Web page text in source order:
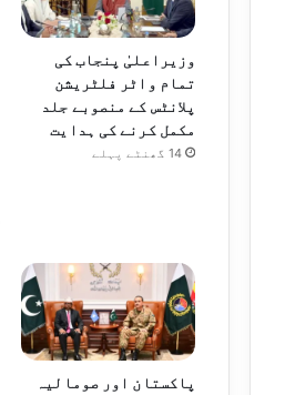
وزیراعلیٰ پنجاب کی
تمام واٹر فلٹریشن
پلانٹس کے منصوبے جلد
مکمل کرنے کی ہدایت
14 گھنٹے پہلے
پاکستان اور صومالیہ